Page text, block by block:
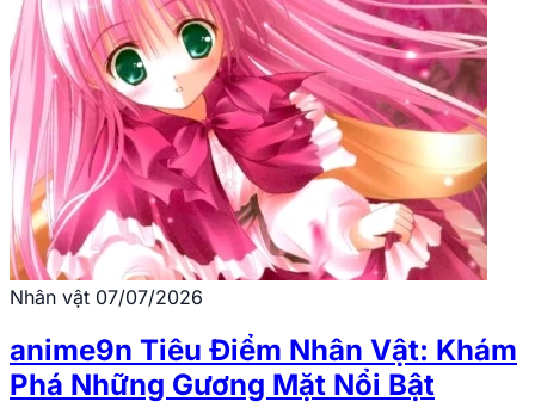
Nhân vật 07/07/2026
anime9n Tiêu Điểm Nhân Vật: Khám
Phá Những Gương Mặt Nổi Bật